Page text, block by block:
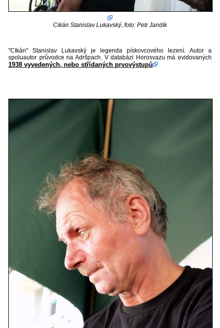
Cikán Stanislav Lukavský, foto: Petr Jandík
"CIkán" Stanislav Lukavský je legenda pískovcového lezení. Autor a
spoluautor průvodce na Adršpach. V databázi Horosvazu má evidovaných
1938 vyvedených, nebo střídaných prvovýstupů